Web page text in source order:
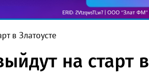
в Златоусте
на старт в